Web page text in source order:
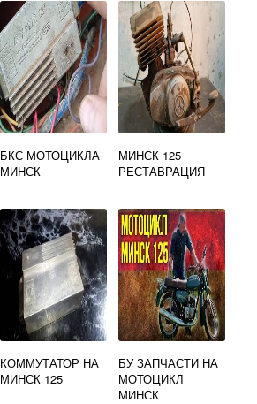
БКС МОТОЦИКЛА
МИНСК
МИНСК 125
РЕСТАВРАЦИЯ
КОММУТАТОР НА
МИНСК 125
БУ ЗАПЧАСТИ НА
МОТОЦИКЛ
МИНСК